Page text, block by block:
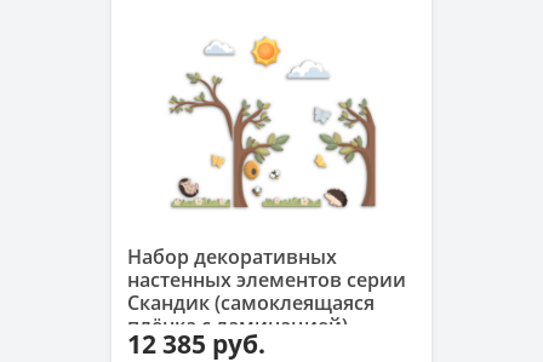
Набор декоративных
настенных элементов серии
Скандик (самоклеящаяся
плёнка с ламинацией)
12 385 руб.